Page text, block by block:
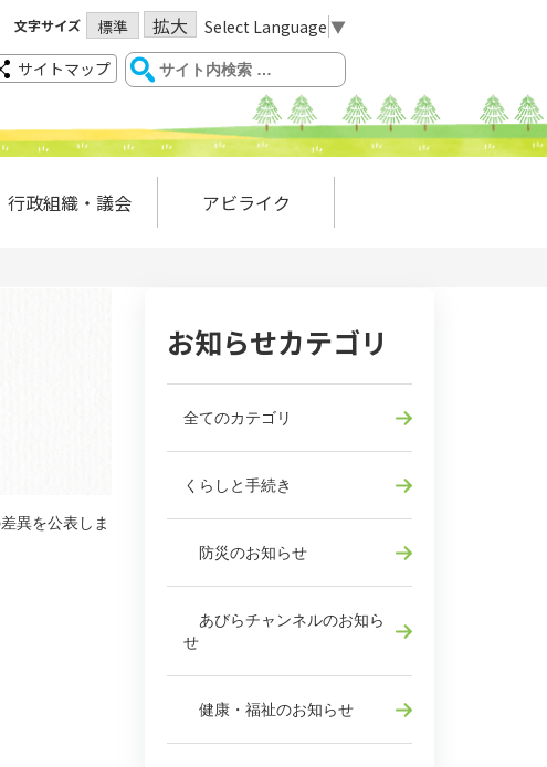
文字サイズ 標準 拡大 Select Language ▼
サイトマップ
行政組織・議会 アビライク
異を公表しま
お知らせカテゴリ
全てのカテゴリ
くらしと手続き
防災のお知らせ
あびらチャンネルのお知ら
せ
健康・福祉のお知らせ